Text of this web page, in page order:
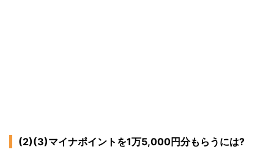
(2)(3)マイナポイントを1万5,000円分もらうには?